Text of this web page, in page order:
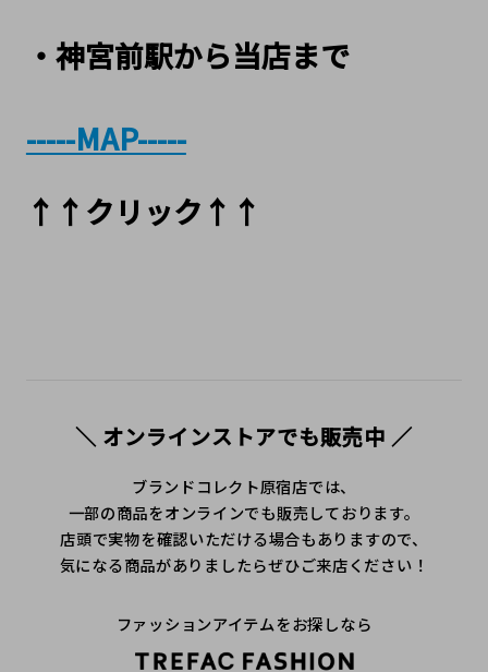
・神宮前駅から当店まで
-----MAP-----
↑↑クリック↑↑
＼ オンラインストアでも販売中 ／
ブランドコレクト原宿店では、
一部の商品をオンラインでも販売しております。
店頭で実物を確認いただける場合もありますので、
気になる商品がありましたらぜひご来店ください！
ファッションアイテムをお探しなら